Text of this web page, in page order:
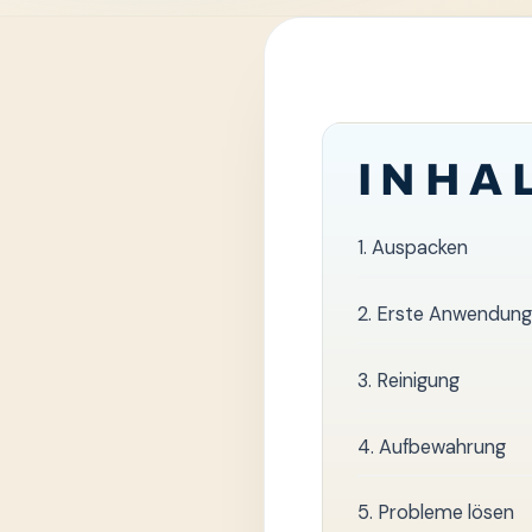
1. Auspacken
2. Erste Anwendung
3. Reinigung
4. Aufbewahrung
5. Probleme lösen